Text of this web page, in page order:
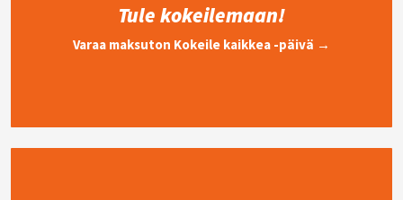
Tule kokeilemaan!
Varaa maksuton Kokeile kaikkea -päivä →